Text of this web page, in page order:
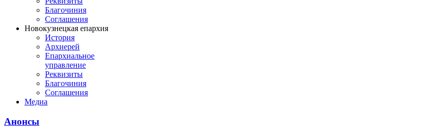
Благочиния
Соглашения
Новокузнецкая епархия
История
Архиерей
Епархиальное
управление
Реквизиты
Благочиния
Соглашения
Медиа
Анонсы